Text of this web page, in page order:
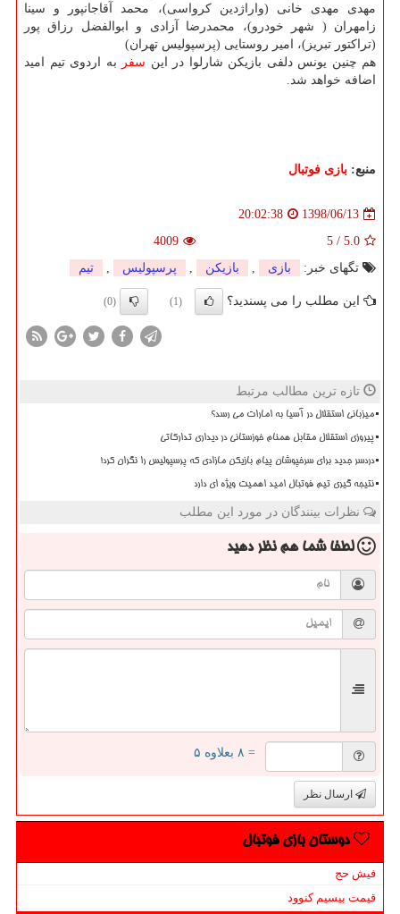
مهدی مهدی خانی (واراژدین كرواسی)، محمد آقاجانپور و سینا
زامهران ( شهر خودرو)، محمدرضا آزادی و ابوالفضل رزاق پور
(تراكتور تبریز)، امیر روستایی (پرسپولیس تهران)
هم چنین یونس دلفی بازیكن شارلوا در این سفر
به اردوی تیم امید
اضافه خواهد شد.
منبع: بازی فوتبال
1398/06/13
20:02:38
5.0
/
5
4009
تگهای خبر:
بازی , بازیكن , پرسپولیس , تیم
این مطلب را می پسندید؟ (1)
(0)
تازه ترین مطالب مرتبط
میزبانی استقلال در آسیا به امارات می رسد؟
پیروزی استقلال مقابل همنام خوزستانی در دیداری تدارکاتی
دردسر جدید برای سرخپوشان پیام بازیکن مازادی که پرسپولیس را نگران کرد!
نتیجه گیری تیم فوتبال امید اهمیت ویژه ای دارد
نظرات بینندگان در مورد این مطلب
لطفا شما همنظر دهید
= ۸ بعلاوه ۵
ارسال نظر
دوستان بازی فوتبال
فیش حج
قیمت بیسیم کنوود